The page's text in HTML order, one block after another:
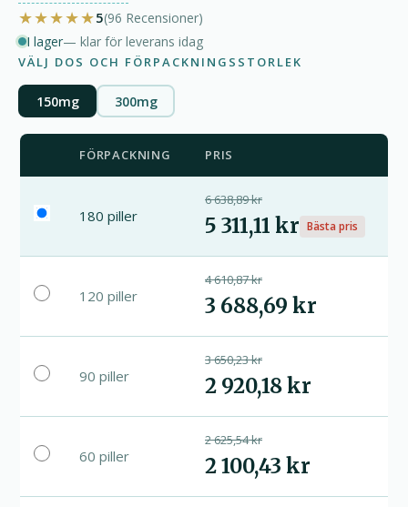
★★★★★5(96 Recensioner)
I lager— klar för leverans idag
VÄLJ DOS OCH FÖRPACKNINGSSTORLEK
150mg 300mg
FÖRPACKNING PRIS
180 piller
6 638,89 kr
5 311,11 kr Bästa pris
120 piller
4 610,87 kr
3 688,69 kr
90 piller
3 650,23 kr
2 920,18 kr
60 piller
2 625,54 kr
2 100,43 kr